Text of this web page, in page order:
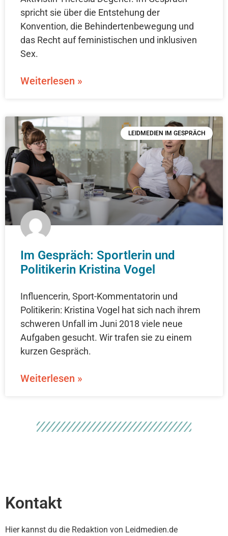
spricht sie über die Entstehung der
Konvention, die Behindertenbewegung und
das Recht auf feministischen und inklusiven
Sex.
Weiterlesen »
LEIDMEDIEN IM GESPRÄCH
Im Gespräch: Sportlerin und
Politikerin Kristina Vogel
Influencerin, Sport-Kommentatorin und
Politikerin: Kristina Vogel hat sich nach ihrem
schweren Unfall im Juni 2018 viele neue
Aufgaben gesucht. Wir trafen sie zu einem
kurzen Gespräch.
Weiterlesen »
Kontakt
Hier kannst du die Redaktion von Leidmedien.de